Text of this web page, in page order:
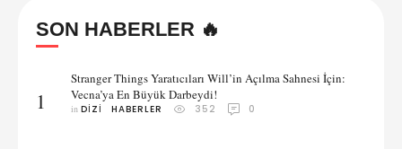
seslendirme yapmış) Euphoria'dan tanıdığımız Sydney Sweeney, Paul
Walter Hauser, Simon Rex, Toby Huss, …
SON HABERLER 🔥
1
Stranger Things Yaratıcıları Will’in Açılma Sahnesi İçin:
Vecna’ya En Büyük Darbeydi!
in DIZI HABERLER 352 0